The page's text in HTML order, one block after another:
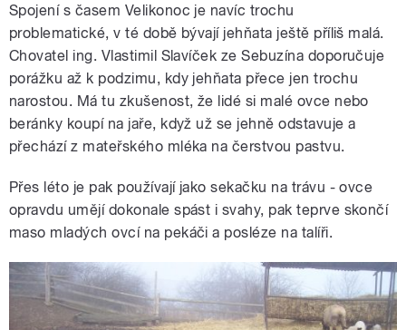
Spojení s časem Velikonoc je navíc trochu
problematické, v té době bývají jehňata ještě příliš malá.
Chovatel ing. Vlastimil Slavíček ze Sebuzína doporučuje
porážku až k podzimu, kdy jehňata přece jen trochu
narostou. Má tu zkušenost, že lidé si malé ovce nebo
beránky koupí na jaře, když už se jehně odstavuje a
přechází z mateřského mléka na čerstvou pastvu.
Přes léto je pak používají jako sekačku na trávu - ovce
opravdu umějí dokonale spást i svahy, pak teprve skončí
maso mladých ovcí na pekáči a posléze na talíři.